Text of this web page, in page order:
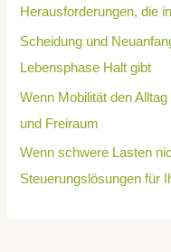
Herausforderungen, die
Scheidung und
Lebensphase Halt gibt
Wenn Mobilität den
und Freiraum
Wenn schwere Lasten
Steuerungslösungen für